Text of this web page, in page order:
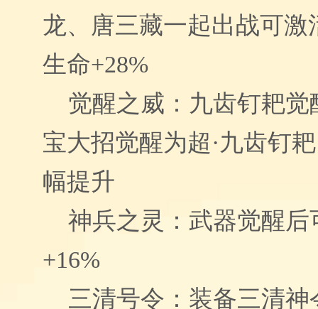
龙、唐三藏一起出战可激
生命+28%
觉醒之威：九齿钉耙觉
宝大招觉醒为超·九齿钉
幅提升
神兵之灵：武器觉醒后
+16%
三清号令：装备三清神